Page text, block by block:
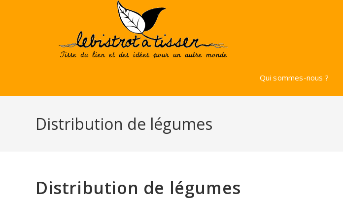
Qui sommes-nous ?
Distribution de légumes
Distribution de légumes